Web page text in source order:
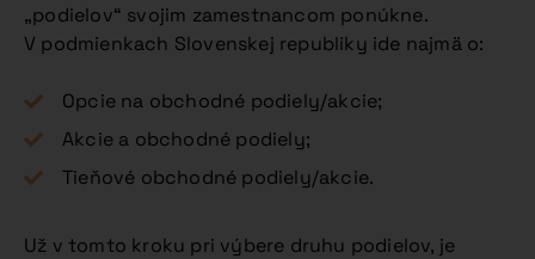
„podielov“ svojim zamestnancom ponúkne.
V podmienkach Slovenskej republiky ide najmä o:
Opcie na obchodné podiely/akcie;
Akcie a obchodné podiely;
Tieňové obchodné podiely/akcie.
Už v tomto kroku pri výbere druhu podielov, je